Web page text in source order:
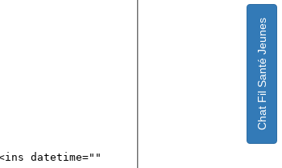
datetime=""
Chat Fil Santé Jeunes